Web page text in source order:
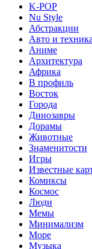
K-POP
Nu Style
Абстракции
Авто и техника
Аниме
Архитектура
Африка
В профиль
Восток
Города
Динозавры
Дорамы
Животные
Знаменитости
Игры
Известные
Комиксы
Космос
Люди
Мемы
Минимализм
Море
Музыка